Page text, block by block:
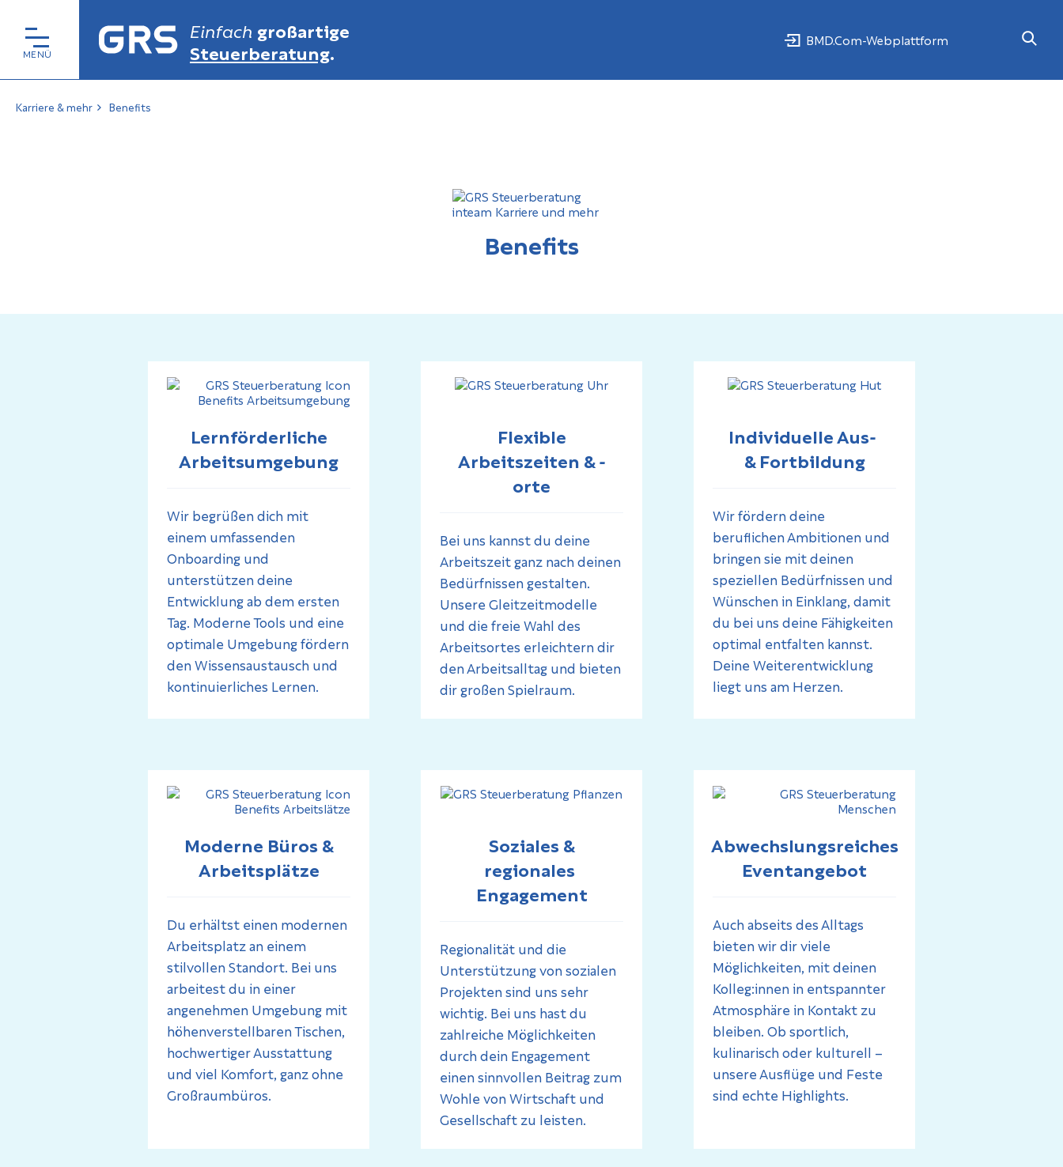
Einfach großartige
Steuerberatung. BMD.Com-Webplattform
Karriere & mehr Benefits
Benefits
Lernförderliche
Arbeitsumgebung
Wir begrüßen dich mit
einem umfassenden
Onboarding und
unterstützen deine
Entwicklung ab dem ersten
Tag. Moderne Tools und eine
optimale Umgebung fördern
den Wissensaustausch und
kontinuierliches Lernen.
Flexible
Arbeitszeiten & -
orte
Bei uns kannst du deine
Arbeitszeit ganz nach deinen
Bedürfnissen gestalten.
Unsere Gleitzeitmodelle
und die freie Wahl des
Arbeitsortes erleichtern dir
den Arbeitsalltag und bieten
dir großen Spielraum.
Individuelle Aus-
& Fortbildung
Wir fördern deine
beruflichen Ambitionen und
bringen sie mit deinen
speziellen Bedürfnissen und
Wünschen in Einklang, damit
du bei uns deine Fähigkeiten
optimal entfalten kannst.
Deine Weiterentwicklung
liegt uns am Herzen.
Moderne Büros &
Arbeitsplätze
Du erhältst einen modernen
Arbeitsplatz an einem
stilvollen Standort. Bei uns
arbeitest du in einer
angenehmen Umgebung mit
höhenverstellbaren Tischen,
hochwertiger Ausstattung
und viel Komfort, ganz ohne
Großraumbüros.
Soziales &
regionales
Engagement
Regionalität und die
Unterstützung von sozialen
Projekten sind uns sehr
wichtig. Bei uns hast du
zahlreiche Möglichkeiten
durch dein Engagement
einen sinnvollen Beitrag zum
Wohle von Wirtschaft und
Gesellschaft zu leisten.
Abwechslungsreiches
Eventangebot
Auch abseits des Alltags
bieten wir dir viele
Möglichkeiten, mit deinen
Kolleg:innen in entspannter
Atmosphäre in Kontakt zu
bleiben. Ob sportlich,
kulinarisch oder kulturell –
unsere Ausflüge und Feste
sind echte Highlights.